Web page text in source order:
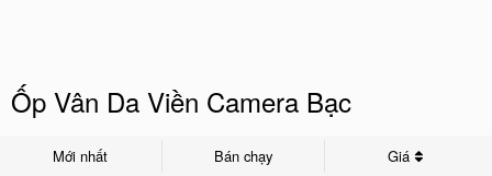
Ốp Vân Da Viền Camera Bạc
Mới nhất Bán chạy Giá